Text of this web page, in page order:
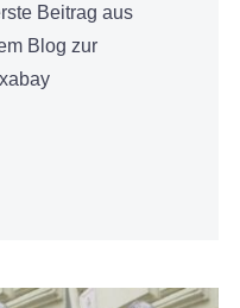
Beitrag aus
Blog zur